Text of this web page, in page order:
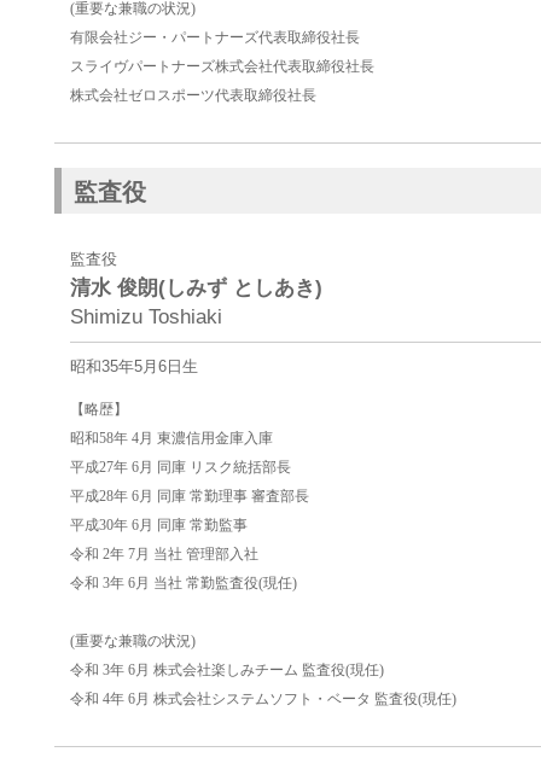
(重要な兼職の状況)
有限会社ジー・パートナーズ代表取締役社長
スライヴパートナーズ株式会社代表取締役社長
株式会社ゼロスポーツ代表取締役社長
監査役
監査役
清水 俊朗(しみず としあき)
Shimizu Toshiaki
昭和35年5月6日生
【略歴】
昭和58年 4月 東濃信用金庫入庫
平成27年 6月 同庫 リスク統括部長
平成28年 6月 同庫 常勤理事 審査部長
平成30年 6月 同庫 常勤監事
令和 2年 7月 当社 管理部入社
令和 3年 6月 当社 常勤監査役(現任)
(重要な兼職の状況)
令和 3年 6月 株式会社楽しみチーム 監査役(現任)
令和 4年 6月 株式会社システムソフト・ベータ 監査役(現任)